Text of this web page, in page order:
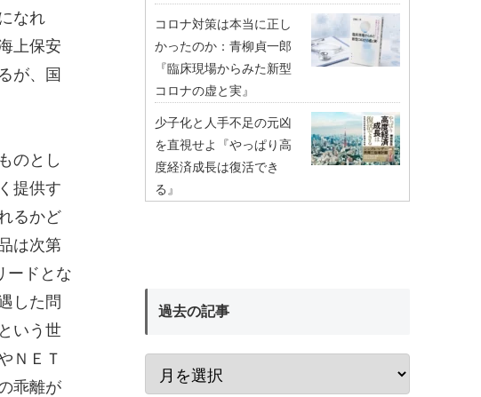
なれ
上保安
が、国
のとし
提供す
るかど
は次第
ードとな
した問
いう世
ＮＥＴ
乖離が
コロナ対策は本当に正し
かったのか：青柳貞一郎
『臨床現場からみた新型
コロナの虚と実』
少子化と人手不足の元凶
を直視せよ『やっぱり高
度経済成長は復活でき
る』
過去の記事